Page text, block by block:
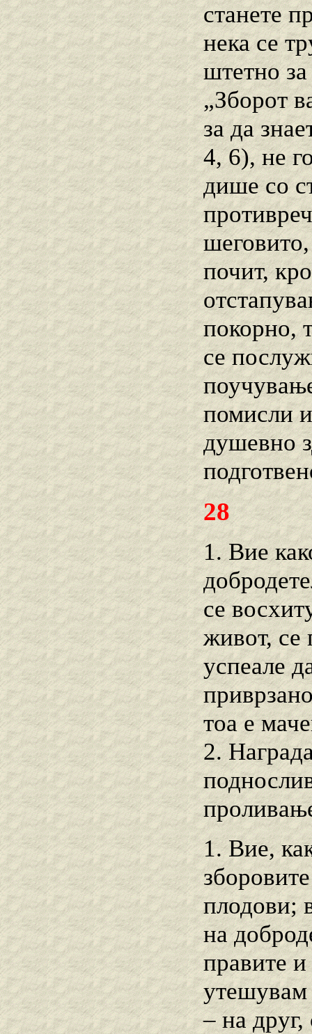
станете
нека се
штетно
„Зборот
за да
4, 6), не
дише со
почит,
покорно,
се
помисли
душевно
28
1. Вие
се
живот, се
успеале
тоа е
2.
1. Вие,
плодови;
на
правите и
утешувам
– на